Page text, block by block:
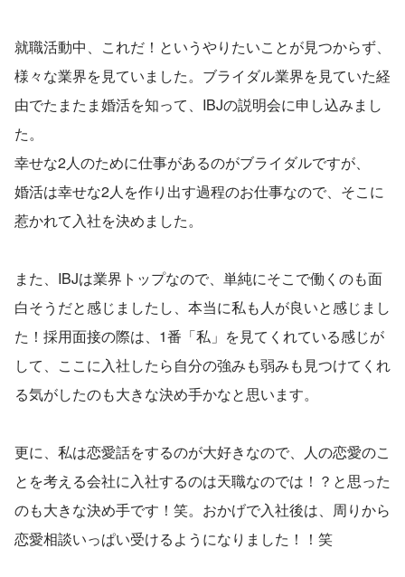
就職活動中、これだ！というやりたいことが見つからず、
様々な業界を見ていました。ブライダル業界を見ていた経
由でたまたま婚活を知って、IBJの説明会に申し込みまし
た。
幸せな2人のために仕事があるのがブライダルですが、
婚活は幸せな2人を作り出す過程のお仕事なので、そこに
惹かれて入社を決めました。
また、IBJは業界トップなので、単純にそこで働くのも面
白そうだと感じましたし、本当に私も人が良いと感じまし
た！採用面接の際は、1番「私」を見てくれている感じが
して、ここに入社したら自分の強みも弱みも見つけてくれ
る気がしたのも大きな決め手かなと思います。
更に、私は恋愛話をするのが大好きなので、人の恋愛のこ
とを考える会社に入社するのは天職なのでは！？と思った
のも大きな決め手です！笑。おかげで入社後は、周りから
恋愛相談いっぱい受けるようになりました！！笑